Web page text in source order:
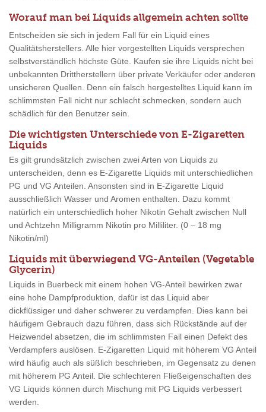
Worauf man bei Liquids allgemein achten sollte
Entscheiden sie sich in jedem Fall für ein Liquid eines
Qualitätsherstellers. Alle hier vorgestellten Liquids versprechen
selbstverständlich höchste Güte. Kaufen sie ihre Liquids nicht bei
unbekannten Drittherstellern über private Verkäufer oder anderen
unsicheren Quellen. Denn ein falsch hergestelltes Liquid kann im
schlimmsten Fall nicht nur schlecht schmecken, sondern auch
schädlich für den Benutzer sein.
Die wichtigsten Unterschiede von E-Zigaretten
Liquids
Es gilt grundsätzlich zwischen zwei Arten von Liquids zu
unterscheiden, denn es E-Zigarette Liquids mit unterschiedlichen
PG und VG Anteilen. Ansonsten sind in E-Zigarette Liquid
ausschließlich Wasser und Aromen enthalten. Dazu kommt
natürlich ein unterschiedlich hoher Nikotin Gehalt zwischen Null
und Achtzehn Milligramm Nikotin pro Milliliter. (0 – 18 mg
Nikotin/ml)
Liquids mit überwiegend VG-Anteilen (Vegetable
Glycerin)
Liquids in Buerbeck mit einem hohen VG-Anteil bewirken zwar
eine hohe Dampfproduktion, dafür ist das Liquid aber
dickflüssiger und daher schwerer zu verdampfen. Dies kann bei
häufigem Gebrauch dazu führen, dass sich Rückstände auf der
Heizwendel absetzen, die im schlimmsten Fall einen Defekt des
Verdampfers auslösen. E-Zigaretten Liquid mit höherem VG Anteil
wird häufig auch als süßlich beschrieben, im Gegensatz zu denen
mit höherem PG Anteil. Die schlechteren Fließeigenschaften des
VG Liquids können durch Mischung mit PG Liquids verbessert
werden.